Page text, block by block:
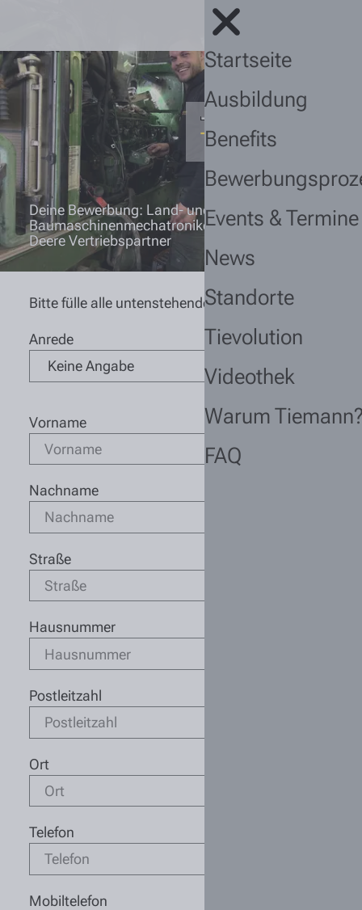
Startseite
Ausbildung
Benefits
Events & Termine
News
Standorte
Tievolution
Videothek
Warum
FAQ
Deine Bewerbung: Land- und
Baumaschinenmechatroniker (m/w/d) John
Deere Vertriebspartner
Bitte fülle alle untenstehenden Felder aus.
Anrede
Vorname
Nachname
Straße
Hausnummer
Postleitzahl
Ort
Telefon
Mobiltelefon